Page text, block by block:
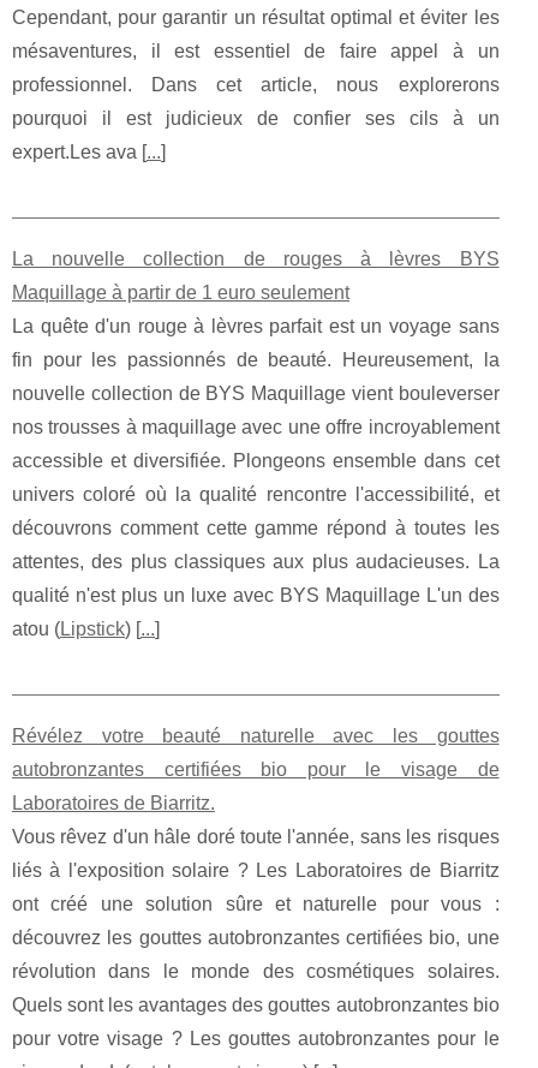
Cependant, pour garantir un résultat optimal et éviter les
mésaventures, il est essentiel de faire appel à un
professionnel. Dans cet article, nous explorerons
pourquoi il est judicieux de confier ses cils à un
expert.Les ava [...]
La nouvelle collection de rouges à lèvres BYS
Maquillage à partir de 1 euro seulement
La quête d'un rouge à lèvres parfait est un voyage sans
fin pour les passionnés de beauté. Heureusement, la
nouvelle collection de BYS Maquillage vient bouleverser
nos trousses à maquillage avec une offre incroyablement
accessible et diversifiée. Plongeons ensemble dans cet
univers coloré où la qualité rencontre l'accessibilité, et
découvrons comment cette gamme répond à toutes les
attentes, des plus classiques aux plus audacieuses. La
qualité n'est plus un luxe avec BYS Maquillage L'un des
atou (Lipstick) [...]
Révélez votre beauté naturelle avec les gouttes
autobronzantes certifiées bio pour le visage de
Laboratoires de Biarritz.
Vous rêvez d'un hâle doré toute l'année, sans les risques
liés à l'exposition solaire ? Les Laboratoires de Biarritz
ont créé une solution sûre et naturelle pour vous :
découvrez les gouttes autobronzantes certifiées bio, une
révolution dans le monde des cosmétiques solaires.
Quels sont les avantages des gouttes autobronzantes bio
pour votre visage ? Les gouttes autobronzantes pour le